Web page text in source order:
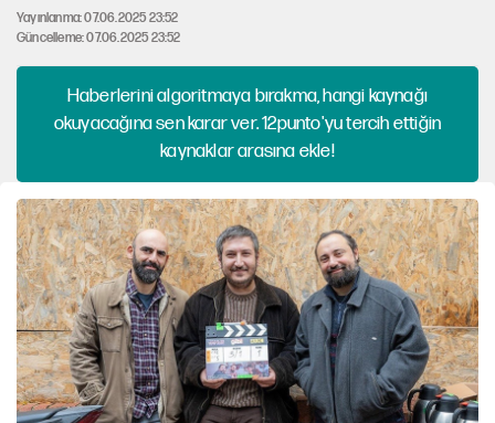
Yayınlanma: 07.06.2025 23:52
Güncelleme: 07.06.2025 23:52
Haberlerini algoritmaya bırakma, hangi kaynağı
okuyacağına sen karar ver. 12punto'yu tercih ettiğin
kaynaklar arasına ekle!